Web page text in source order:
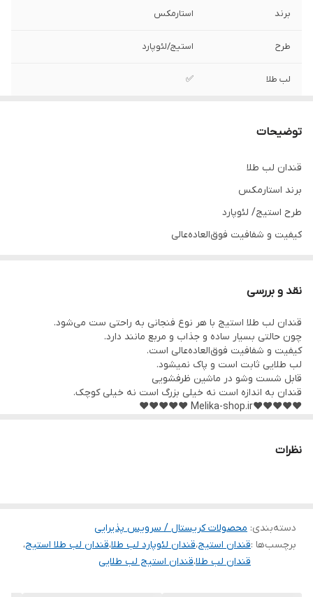
برند استارمکس
طرح استیج/لئوپارد
لب طلا ✅️
توضیحات
قندان لب طلا
برند استارمکس
طرح استیج/ لئوپارد
کیفیت و شفافیت فوق‌العاده‌عالی
قابل شست و شو در ماشین ظرفشویی
نقد و بررسی
قندان لب طلا استیج با هر نوع فنجانی به راحتی ست می‌شود.
چون حالتی بسیار ساده و جذاب و مربع مانند دارد.
کیفیت و شفافیت فوق‌العاده‌عالی است.
لب طلایی ثابت است و پاک نمیشود.
قابل شست وشو در ماشین ظرفشویی
قندان به اندازه است نه خیلی بزرگ است نه خیلی کوچک.
❤️❤️❤️❤️❤️Melika-shop.ir ❤️❤️❤️❤️❤️
نظرات
دسته‌بندی: محصولات کریستال / سرویس پذیرایی
برچسب‌ها :قندان استیج،قندان لئوپارد لب طلا،قندان لب طلا استیج،
قندان لب طلا،قندان استیج لب طلایی